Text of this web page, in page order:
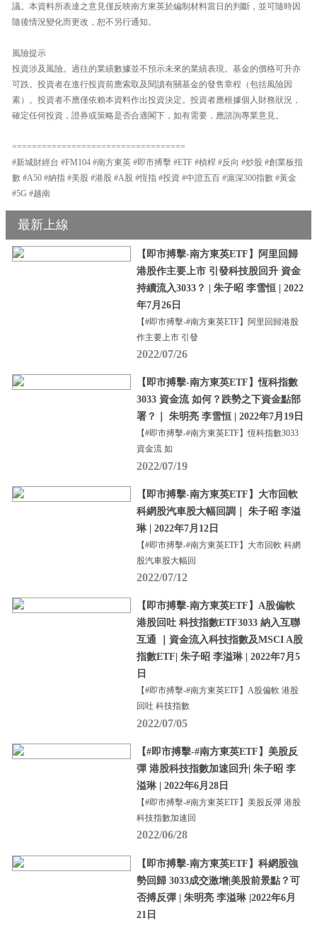
議。本資料所表達之意見僅反映南方東英於編制材料當日的判斷，並可隨時因
隨後情況變化而更改，恕不另行通知。
風險提示
投資涉及風險。過往的業績數據並不預示未來的業績表現。基金的價格可升亦
可跌。投資者在進行投資前應索取及閱讀有關基金的發售章程（包括風險因
素）。投資者不應僅依賴本資料作出投資決定。投資者應根據個人財務狀況，
確定任何投資，證券或策略是否合適閣下，如有需要，應諮詢專業意見。
===================================
#新城財經台 #FM104 #南方東英 #即市搏擊 #ETF #槓桿 #反向 #炒股 #創業板指
數 #A50 #納指 #美股 #港股 #A股 #恆指 #投資 #中證五百 #滬深300指數 #黃金
#5G #越南
最新上線
【即市搏擊-南方東英ETF】阿里回歸
港股作主要上市 引發科技股回升 資金
持續流入3033？ | 朱子昭 李雪恒 | 2022
年7月26日
【#即市搏擊-#南方東英ETF】阿里回歸港股
作主要上市 引發
2022/07/26
【即市搏擊-南方東英ETF】恆科指數
3033 資金流 如何？跌勢之下資金點部
署？｜ 朱明亮 李雪恒 | 2022年7月19日
【#即市搏擊-#南方東英ETF】恆科指數3033
資金流 如
2022/07/19
【即市搏擊-南方東英ETF】大市回軟
科網股汽車股大幅回調｜ 朱子昭 李溢
琳 | 2022年7月12日
【#即市搏擊-#南方東英ETF】大市回軟 科網
股汽車股大幅回
2022/07/12
【即市搏擊-南方東英ETF】A股偏軟
港股回吐 科技指數ETF3033 納入互聯
互通 ｜資金流入科技指數及MSCI A股
指數ETF| 朱子昭 李溢琳 | 2022年7月5
日
【#即市搏擊-#南方東英ETF】A股偏軟 港股
回吐 科技指數
2022/07/05
【#即市搏擊-#南方東英ETF】美股反
彈 港股科技指數加速回升| 朱子昭 李
溢琳 | 2022年6月28日
【#即市搏擊-#南方東英ETF】美股反彈 港股
科技指數加速回
2022/06/28
【即市搏擊-南方東英ETF】科網股強
勢回歸 3033成交激增|美股前景點？可
否搏反彈 | 朱明亮 李溢琳 |2022年6月
21日